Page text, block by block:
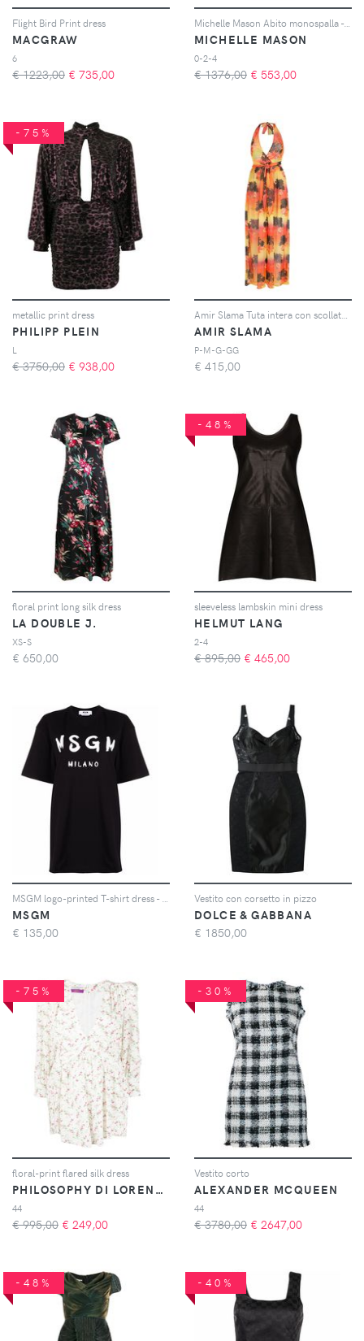
Flight Bird Print dress
MACGRAW
6
€ 1223,00 € 735,00
MICHELLE MASON
0-2-4
€ 1376,00 € 553,00
-75%
metallic print dress
PHILIPP PLEIN
L
€ 3750,00 € 938,00
AMIR SLAMA
P-M-G-GG
€ 415,00
floral print long silk dress
LA DOUBLE J.
XS-S
€ 650,00
-48%
sleeveless lambskin mini dress
HELMUT LANG
2-4
€ 895,00 € 465,00
MSGM
€ 135,00
Vestito con corsetto in pizzo
DOLCE & GABBANA
€ 1850,00
-75%
floral-print flared silk dress
PHILOSOPHY DI LORENZO SERAFINI
44
€ 995,00 € 249,00
-30%
Vestito corto
ALEXANDER MCQUEEN
44
€ 3780,00 € 2647,00
-48% -40%